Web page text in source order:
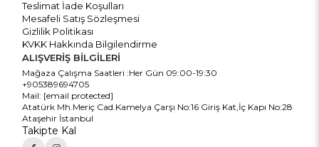
Teslimat İade Koşulları
Mesafeli Satış Sözleşmesi
Gizlilik Politikası
KVKK Hakkında Bilgilendirme
ALIŞVERİŞ BİLGİLERİ
Mağaza Çalışma Saatleri :Her Gün 09:00-19:30
+905389694705
Mail: [email protected]
Atatürk Mh.Meriç Cad.Kamelya Çarşı No:16 Giriş Kat,İç Kapı No:28
Ataşehir İstanbul
Takipte Kal